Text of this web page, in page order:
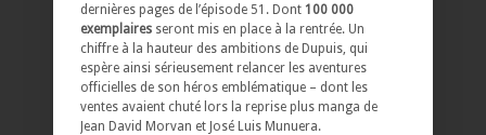
dernières pages de l’épisode 51. Dont 100 000
exemplaires seront mis en place à la rentrée. Un
chiffre à la hauteur des ambitions de Dupuis, qui
espère ainsi sérieusement relancer les aventures
officielles de son héros emblématique – dont les
ventes avaient chuté lors la reprise plus manga de
Jean David Morvan et José Luis Munuera.